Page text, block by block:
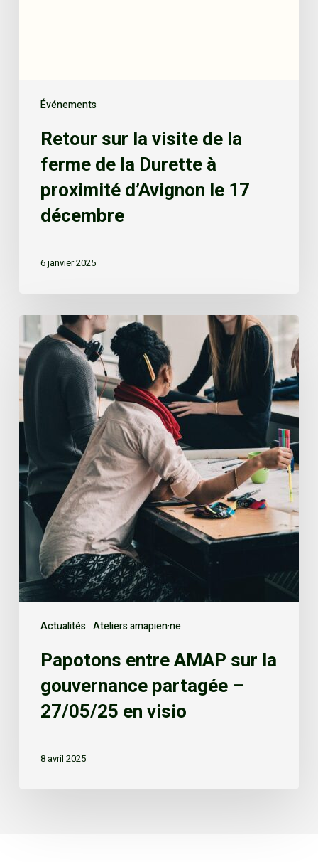
Événements
Retour sur la visite de la
ferme de la Durette à
proximité d’Avignon le 17
décembre
6 janvier 2025
Actualités Ateliers amapien·ne
Papotons entre AMAP sur la
gouvernance partagée –
27/05/25 en visio
8 avril 2025